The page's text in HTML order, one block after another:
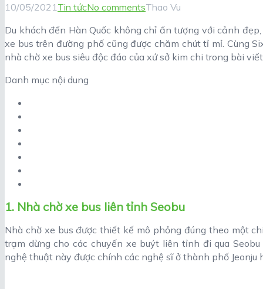
10/05/2021 Tin tứcNo commentsThao Vu
Du khách đến Hàn Quốc không chỉ ấn tượng với cảnh
xe bus trên đường phố cũng được chăm chút tỉ mỉ. Cùng
nhà chờ xe bus siêu độc đáo của xứ sở kim chi trong bài
Danh mục nội dung
1. Nhà chờ xe bus liên tỉnh Seobu
Nhà chờ xe bus được thiết kế mô phỏng đúng theo một
trạm dừng cho các chuyến xe buýt liên tỉnh đi qua
nghệ thuật này được chính các nghệ sĩ ở thành phố Jeonju